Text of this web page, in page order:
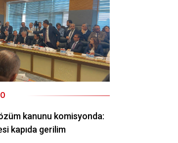
kanunu komisyonda:
kapıda gerilim